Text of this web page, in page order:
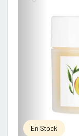
En Stock